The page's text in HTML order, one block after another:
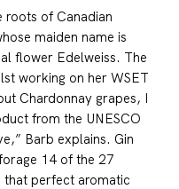
roots of Canadian
maiden name is
flower Edelweiss. The
working on her WSET
Chardonnay grapes, I
from the UNESCO
Barb explains. Gin
14 of the 27
perfect aromatic